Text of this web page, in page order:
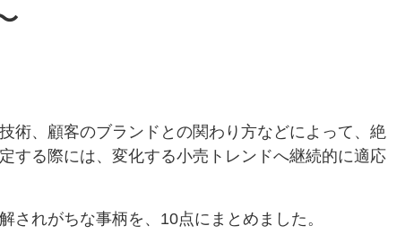
術、顧客のブランドとの関わり方などによって、絶
する際には、変化する小売トレンドへ継続的に適応
されがちな事柄を、10点にまとめました。